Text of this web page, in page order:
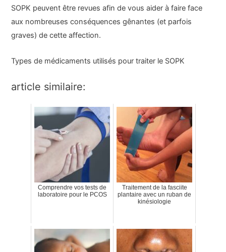
SOPK peuvent être revues afin de vous aider à faire face
aux nombreuses conséquences gênantes (et parfois
graves) de cette affection.
Types de médicaments utilisés pour traiter le SOPK
article similaire:
Comprendre vos tests de
laboratoire pour le PCOS
Traitement de la fasciite
plantaire avec un ruban de
kinésiologie